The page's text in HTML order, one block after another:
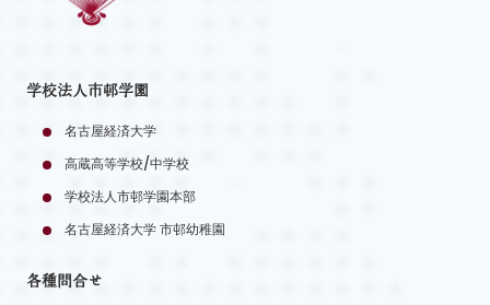
学校法人市邨学園
名古屋経済大学
高蔵高等学校/中学校
学校法人市邨学園本部
名古屋経済大学 市邨幼稚園
各種問合せ